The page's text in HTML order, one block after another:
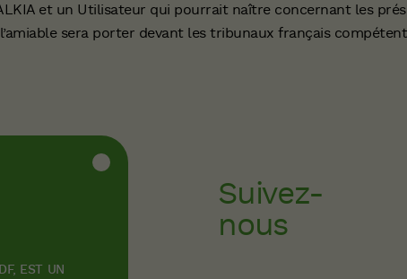
et un Utilisateur qui pourrait naître concernant les
sera porter devant les tribunaux français
EST UN
Suivez-
nous